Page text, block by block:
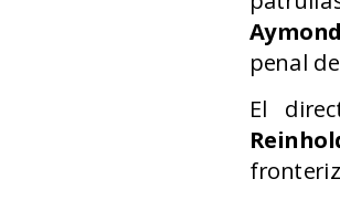
penal
El